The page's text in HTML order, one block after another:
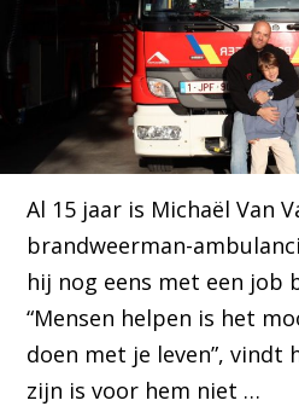
Al 15 jaar is Michaël Van
brandweerman-
hij nog eens met een job
“Mensen helpen is het
doen met je leven”, vindt
zijn is voor hem niet …